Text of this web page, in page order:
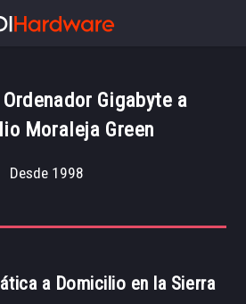
Ordenador Gigabyte a
Moraleja Green
Desde 1998
a Domicilio en la Sierra